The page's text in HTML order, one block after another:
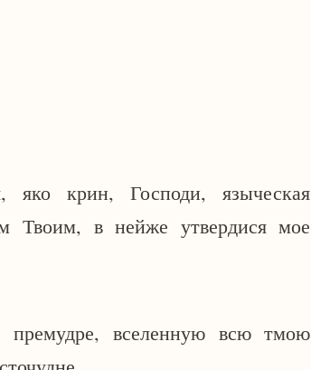
яко крин, Господи, языческая
Твоим, в нейже утвердися мое
вселенную всю тмою